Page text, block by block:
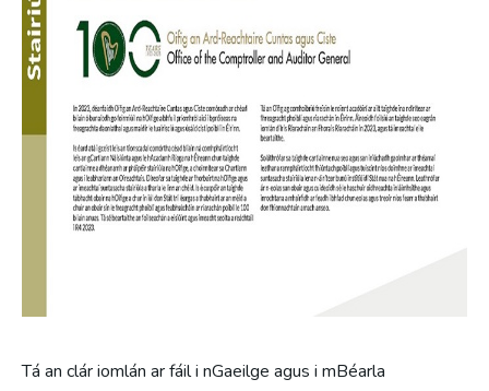
Tá an clár iomlán ar fáil i nGaeilge agus i mBéarla